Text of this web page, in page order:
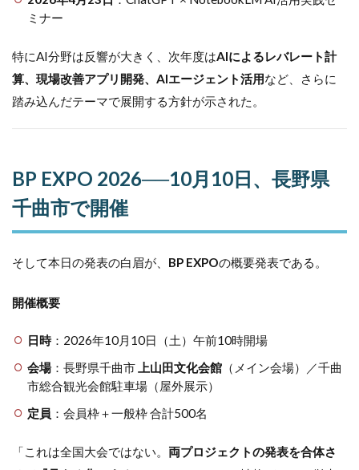
ミナー
特にAI分野は反響が大きく、次年度はAIによるレバレート計
算、現場改善アプリ開発、AIエージェント活用など、さらに
踏み込んだテーマで展開する方針が示された。
BP EXPO 2026──10月10日、長野県
千曲市で開催
そして本日の発表の白眉が、 BP EXPOの概要発表である。
開催概要
日時：2026年10月10日（土）午前10時開場
会場：長野県千曲市 上山田文化会館（メイン会場）／千曲
市総合観光会館駐車場（屋外展示）
定員 ：会員枠＋一般枠 合計500名
「これは全国大会ではない。 両プロジェクトの発表を合体さ